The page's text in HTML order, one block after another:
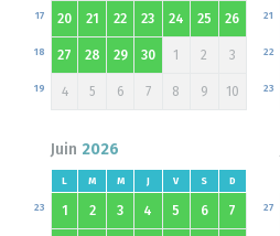
20
17 21 22 23 24 25 26
27
18 28 29 30 1 2 3
4
19 5 6 7 8 9 10
21
22
23
Juin 2026
L M M J V S D
1
23 2 3 4 5 6 7 27